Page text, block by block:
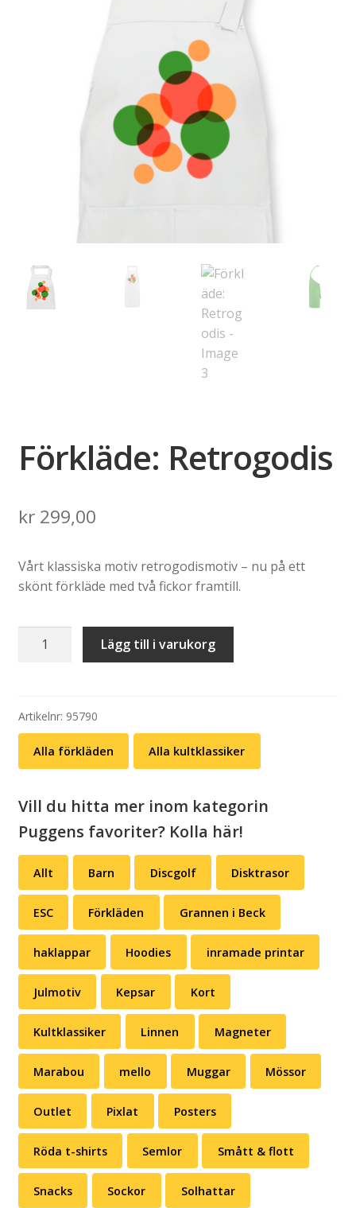
Förkläde: Retrogodis
kr299,00
Vårt klassiska motiv retrogodismotiv – nu på ett
skönt förkläde med två fickor framtill.
Förkläde:
Lägg till i varukorg
Artikelnr: 95790
Alla förkläden Alla kultklassiker
Vill du hitta mer inom kategorin
Puggens favoriter? Kolla här!
Allt Barn Discgolf Disktrasor
ESC Förkläden Grannen i Beck
haklappar Hoodies inramade printar
Julmotiv Kepsar Kort
Kultklassiker Linnen Magneter
Marabou mello Muggar Mössor
Outlet Pixlat Posters
Röda t-shirts Semlor Smått & flott
Snacks Sockor Solhattar